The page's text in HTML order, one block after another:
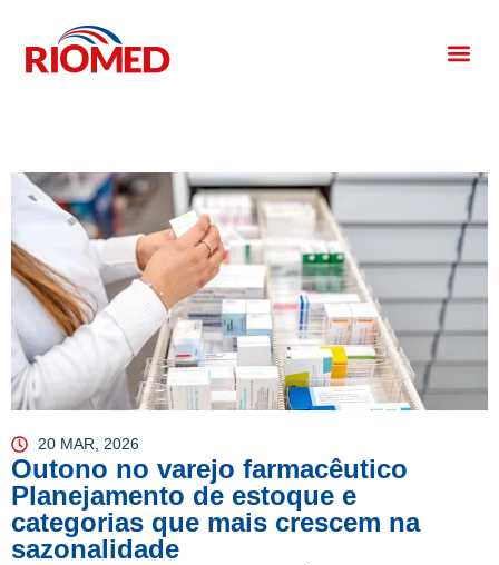
20 MAR, 2026
Outono no varejo farmacêutico
Planejamento de estoque e
categorias que mais crescem na
sazonalidade